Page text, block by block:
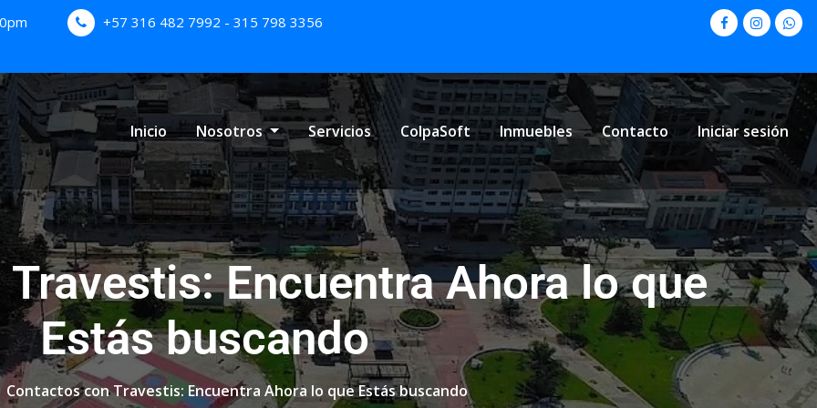
+57 316 482 7992 - 315 798 3356
Inicio Nosotros Servicios ColpaSoft Inmuebles Contacto Iniciar sesión
Encuentra Ahora lo que
Estás buscando
Contactos con Travestis: Encuentra Ahora lo que Estás buscando